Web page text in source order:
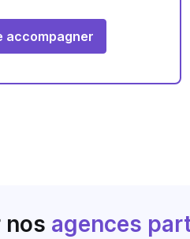
accompagner
nos agences